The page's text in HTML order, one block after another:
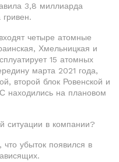
3,8 миллиарда
четыре атомные
Хмельницкая и
15 атомных
марта 2021 года,
второй блок Ровенской и
находились на плановом
ситуации в компании?
убыток появился в